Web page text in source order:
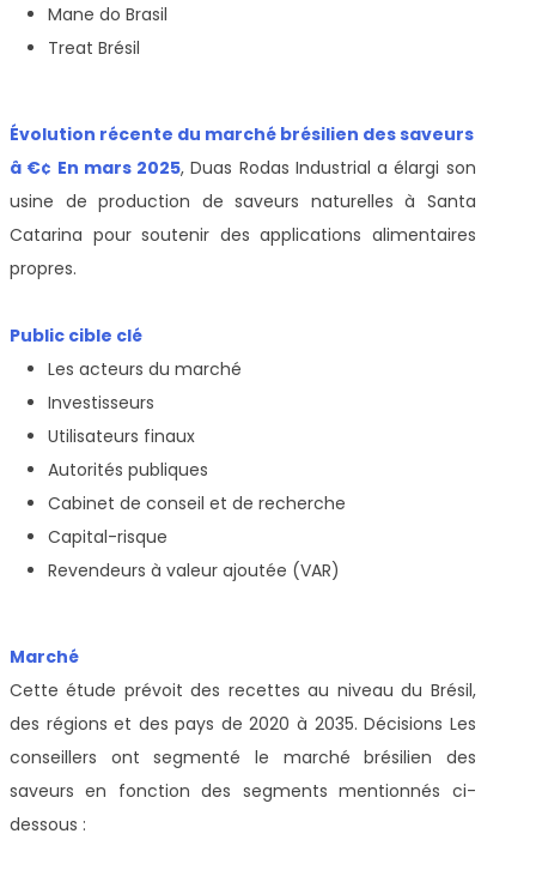
Mane do Brasil
Treat Brésil
Évolution récente du marché brésilien des saveurs
â €¢ En mars 2025, Duas Rodas Industrial a élargi son
usine de production de saveurs naturelles à Santa
Catarina pour soutenir des applications alimentaires
propres.
Public cible clé
Les acteurs du marché
Investisseurs
Utilisateurs finaux
Autorités publiques
Cabinet de conseil et de recherche
Capital-risque
Revendeurs à valeur ajoutée (VAR)
Marché
Cette étude prévoit des recettes au niveau du Brésil,
des régions et des pays de 2020 à 2035. Décisions Les
conseillers ont segmenté le marché brésilien des
saveurs en fonction des segments mentionnés ci-
dessous :